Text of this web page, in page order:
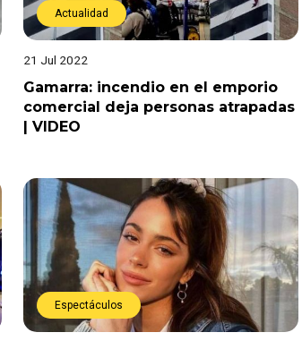
Actualidad
21 Jul 2022
Gamarra: incendio en el emporio
comercial deja personas atrapadas
| VIDEO
Espectáculos